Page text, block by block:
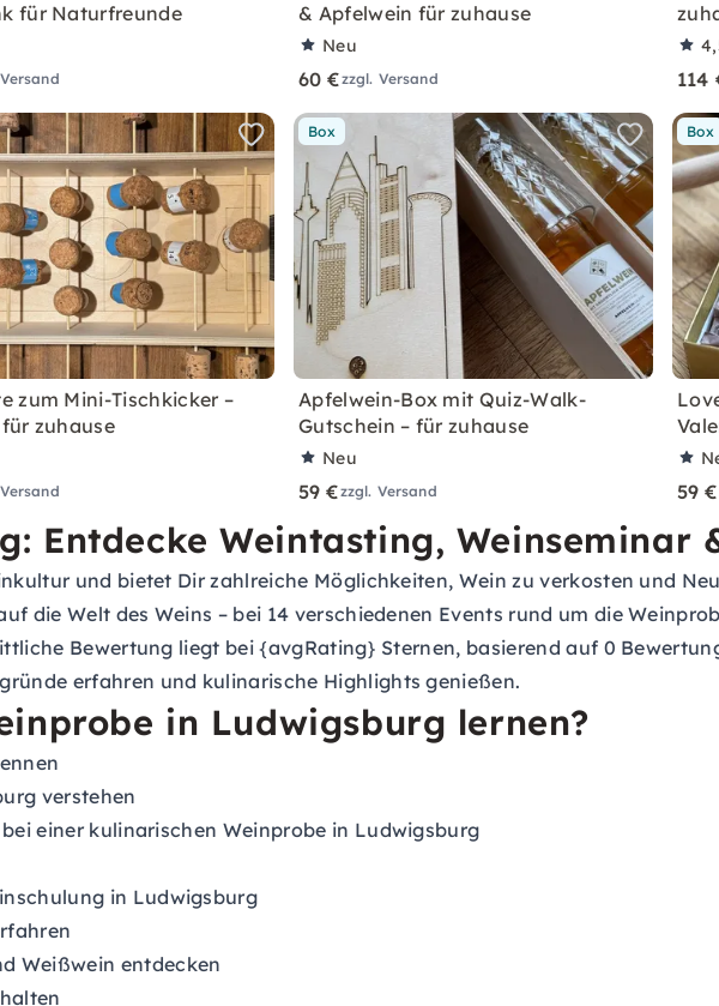
für Naturfreunde
& Apfelwein für zuhause
Neu
60 €zzgl. Versand 114
zum Mini-Tischkicker –
zuhause
Box
Apfelwein-Box mit Quiz-Walk-
Gutschein – für zuhause
Neu
59 €zzgl. Versand
Box
59 €
Entdecke Weintasting, Weinseminar
und bietet Dir zahlreiche Möglichkeiten, Wein zu verkosten und
die Welt des Weins – bei 14 verschiedenen Events rund um die
Bewertung liegt bei {avgRating} Sternen, basierend auf 0
erfahren und kulinarische Highlights genießen.
in Ludwigsburg lernen?
verstehen
einer kulinarischen Weinprobe in Ludwigsburg
in Ludwigsburg
Weißwein entdecken